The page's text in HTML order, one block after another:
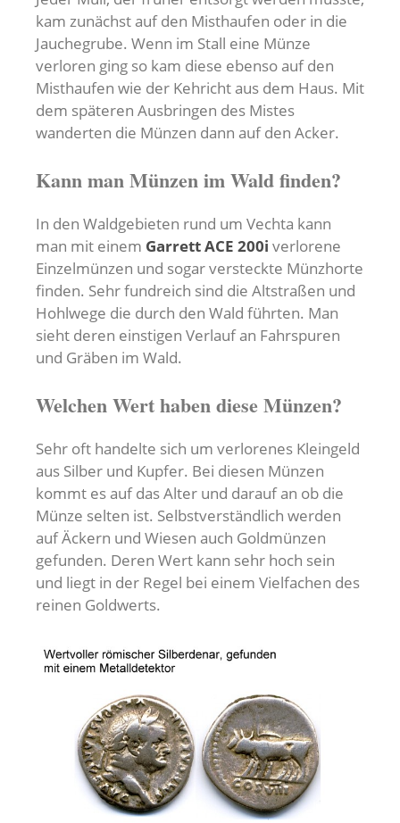
kam zunächst auf den Misthaufen oder in die
Jauchegrube. Wenn im Stall eine Münze
verloren ging so kam diese ebenso auf den
Misthaufen wie der Kehricht aus dem Haus. Mit
dem späteren Ausbringen des Mistes
wanderten die Münzen dann auf den Acker.
Kann man Münzen im Wald finden?
In den Waldgebieten rund um Vechta kann
man mit einem Garrett ACE 200i verlorene
Einzelmünzen und sogar versteckte Münzhorte
finden. Sehr fundreich sind die Altstraßen und
Hohlwege die durch den Wald führten. Man
sieht deren einstigen Verlauf an Fahrspuren
und Gräben im Wald.
Welchen Wert haben diese Münzen?
Sehr oft handelte sich um verlorenes Kleingeld
aus Silber und Kupfer. Bei diesen Münzen
kommt es auf das Alter und darauf an ob die
Münze selten ist. Selbstverständlich werden
auf Äckern und Wiesen auch Goldmünzen
gefunden. Deren Wert kann sehr hoch sein
und liegt in der Regel bei einem Vielfachen des
reinen Goldwerts.